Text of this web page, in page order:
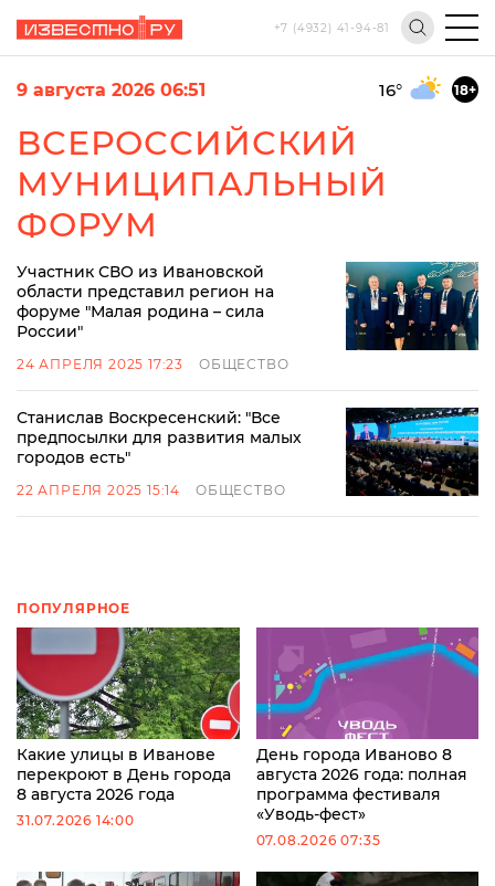
+7 (4932) 41-94-81
9 августа 2026 06:51 16° 18+
ВСЕРОССИЙСКИЙ
МУНИЦИПАЛЬНЫЙ
ФОРУМ
Участник СВО из Ивановской
области представил регион на
форуме "Малая родина – сила
России"
24 АПРЕЛЯ 2025 17:23 ОБЩЕСТВО
Станислав Воскресенский: "Все
предпосылки для развития малых
городов есть"
22 АПРЕЛЯ 2025 15:14 ОБЩЕСТВО
ПОПУЛЯРНОЕ
Какие улицы в Иванове
перекроют в День города
8 августа 2026 года
31.07.2026 14:00
День города Иваново 8
августа 2026 года: полная
программа фестиваля
«Уводь-фест»
07.08.2026 07:35